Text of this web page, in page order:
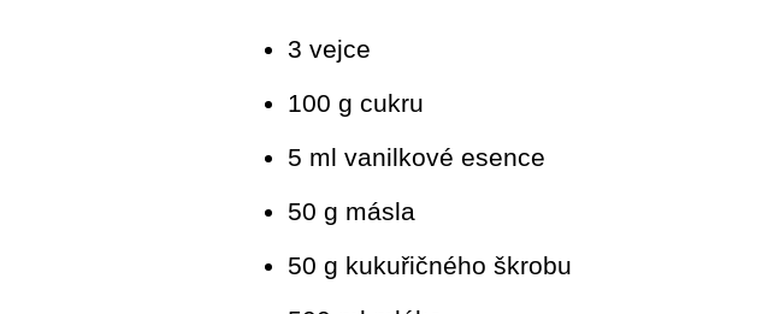
3 vejce
100 g cukru
5 ml vanilkové esence
50 g másla
50 g kukuřičného škrobu